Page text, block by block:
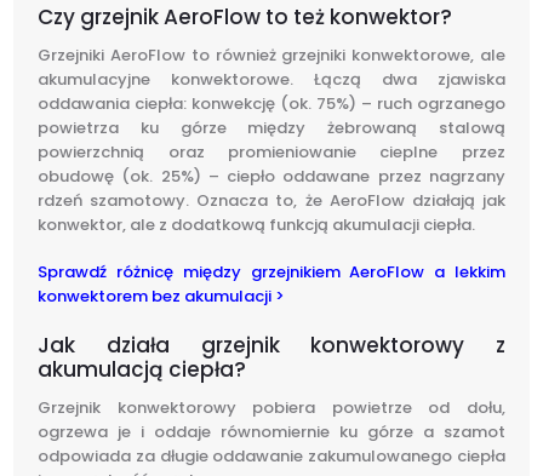
Czy grzejnik AeroFlow to też konwektor?
Grzejniki AeroFlow to również grzejniki konwektorowe, ale
akumulacyjne konwektorowe. Łączą dwa zjawiska
oddawania ciepła: konwekcję (ok. 75%) – ruch ogrzanego
powietrza ku górze między żebrowaną stalową
powierzchnią oraz promieniowanie cieplne przez
obudowę (ok. 25%) – ciepło oddawane przez nagrzany
rdzeń szamotowy. Oznacza to, że AeroFlow działają jak
konwektor, ale z dodatkową funkcją akumulacji ciepła.
Sprawdź różnicę między grzejnikiem AeroFlow a lekkim
konwektorem bez akumulacji >
Jak działa grzejnik konwektorowy z
akumulacją ciepła?
Grzejnik konwektorowy pobiera powietrze od dołu,
ogrzewa je i oddaje równomiernie ku górze a szamot
odpowiada za długie oddawanie zakumulowanego ciepła